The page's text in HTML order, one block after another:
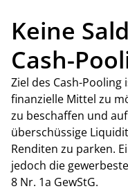
Keine
Cash-
Ziel des Cash-
finanzielle Mittel zu
zu beschaffen und
überschüssige
Renditen zu parken.
jedoch die
8 Nr. 1a GewStG.